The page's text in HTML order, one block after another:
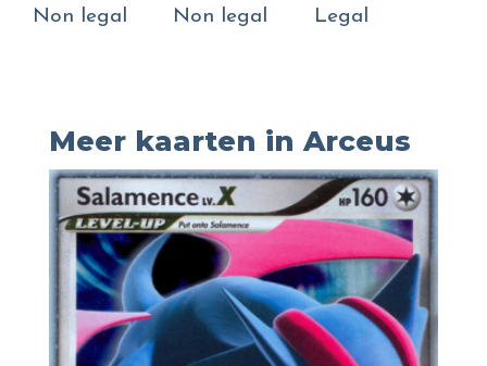
Non legal
Non legal
Legal
Meer kaarten in Arceus